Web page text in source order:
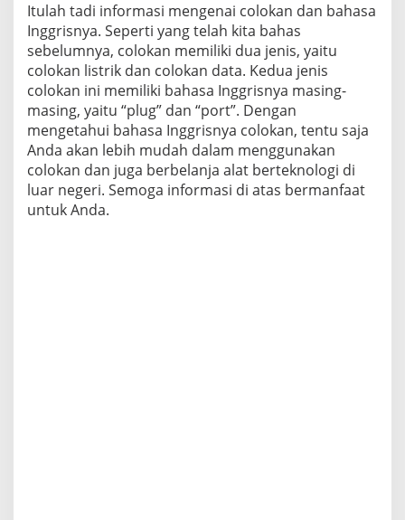
Itulah tadi informasi mengenai colokan dan bahasa
Inggrisnya. Seperti yang telah kita bahas
sebelumnya, colokan memiliki dua jenis, yaitu
colokan listrik dan colokan data. Kedua jenis
colokan ini memiliki bahasa Inggrisnya masing-
masing, yaitu “plug” dan “port”. Dengan
mengetahui bahasa Inggrisnya colokan, tentu saja
Anda akan lebih mudah dalam menggunakan
colokan dan juga berbelanja alat berteknologi di
luar negeri. Semoga informasi di atas bermanfaat
untuk Anda.